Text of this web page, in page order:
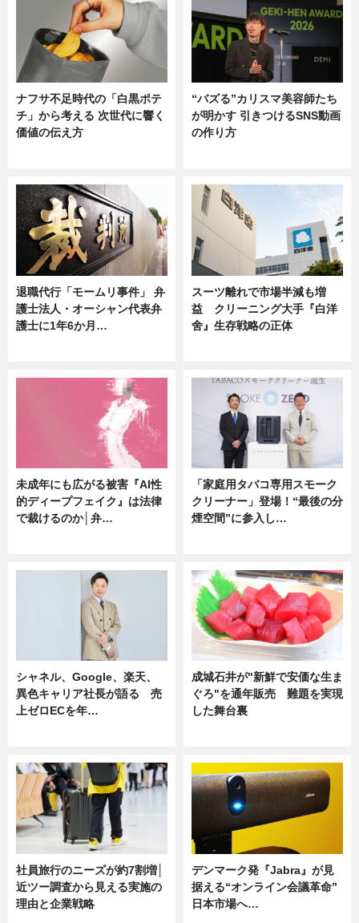
ナフサ不足時代の「白黒ポテ
チ」から考える 次世代に響く
価値の伝え方
“バズる”カリスマ美容師たち
が明かす 引きつけるSNS動画
の作り方
退職代行「モームリ事件」 弁
護士法人・オーシャン代表弁
護士に1年6か月…
スーツ離れで市場半減も増
益 クリーニング大手『白洋
舍』生存戦略の正体
未成年にも広がる被害『AI性
的ディープフェイク』は法律
で裁けるのか│弁…
「家庭用タバコ専用スモーク
クリーナー」登場！“最後の分
煙空間”に参入し…
シャネル、Google、楽天、
異色キャリア社長が語る 売
上ゼロECを年…
成城石井が"新鮮で安価な生ま
ぐろ"を通年販売 難題を実現
した舞台裏
社員旅行のニーズが約7割増│
近ツー調査から見える実施の
理由と企業戦略
デンマーク発『Jabra』が見
据える“オンライン会議革命”
日本市場へ…